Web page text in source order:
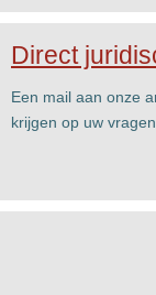
Direct
Een mail aan onze
krijgen op uw